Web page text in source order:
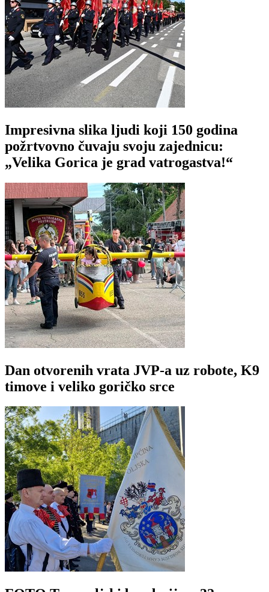
Impresivna slika ljudi koji 150 godina
požrtvovno čuvaju svoju zajednicu:
„Velika Gorica je grad vatrogastva!“
Dan otvorenih vrata JVP-a uz robote, K9
timove i veliko goričko srce